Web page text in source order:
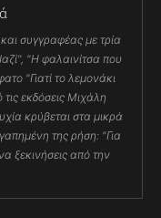
συγγραφέας με τρία
"Η φαλαινίτσα που
"Γιατί το λεμονάκι
εκδόσεις Μιχάλη
κρύβεται στα μικρά
της ρήση: "Για
ξεκινήσεις από την